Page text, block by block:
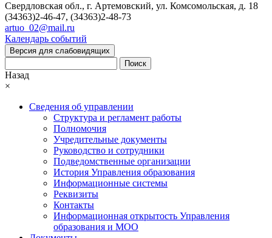
Свердловская обл., г. Артемовский, ул. Комсомольская, д. 18
(34363)2-46-47, (34363)2-48-73
artuo_02@mail.ru
Календарь событий
Версия для слабовидящих
Поиск
Назад
×
Сведения об управлении
Структура и регламент работы
Полномочия
Учредительные документы
Руководство и сотрудники
Подведомственные организации
История Управления образования
Информационные системы
Реквизиты
Контакты
Информационная открытость Управления
образования и МОО